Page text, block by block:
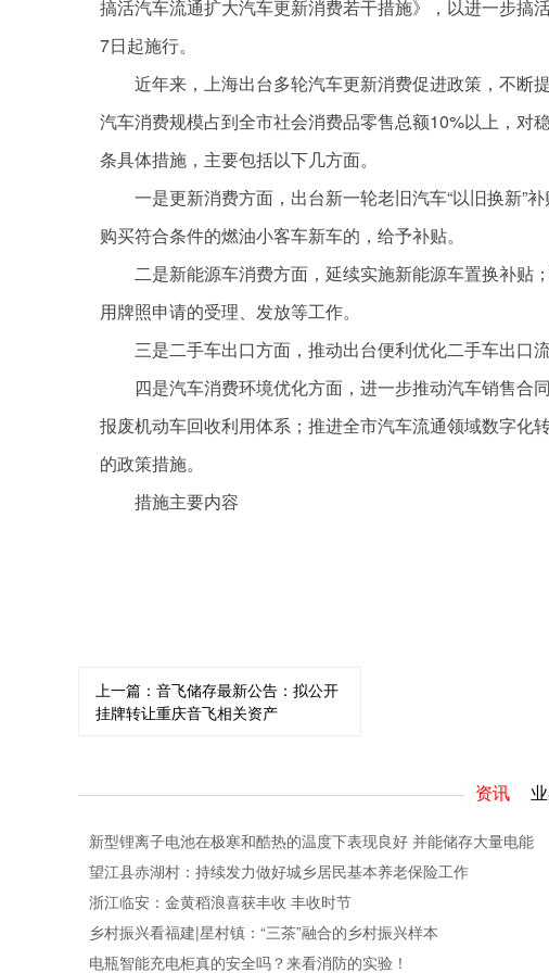
搞活汽车流通扩大汽车更新消费若干措施》，以进一步搞
7日起施行。
近年来，上海出台多轮汽车更新消费促进政策，不断
汽车消费规模占到全市社会消费品零售总额10%以上，对
条具体措施，主要包括以下几方面。
一是更新消费方面，出台新一轮老旧汽车“以旧换新”
购买符合条件的燃油小客车新车的，给予补贴。
二是新能源车消费方面，延续实施新能源车置换补贴
用牌照申请的受理、发放等工作。
三是二手车出口方面，推动出台便利优化二手车出口流
四是汽车消费环境优化方面，进一步推动汽车销售合
报废机动车回收利用体系；推进全市汽车流通领域数字化
的政策措施。
措施主要内容
上一篇： 音飞储存最新公告：拟公开
挂牌转让重庆音飞相关资产
资讯
新型锂离子电池在极寒和酷热的温度下表现良好 并能储存大量电能
望江县赤湖村：持续发力做好城乡居民基本养老保险工作
浙江临安：金黄稻浪喜获丰收 丰收时节
乡村振兴看福建|星村镇：“三茶”融合的乡村振兴样本
电瓶智能充电柜真的安全吗？来看消防的实验！